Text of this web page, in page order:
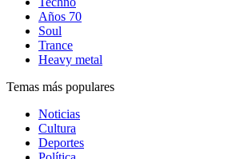
Años 70
Soul
Trance
Heavy metal
Temas más populares
Noticias
Cultura
Deportes